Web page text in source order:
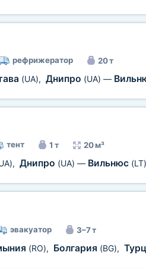
рефрижератор 20 т
(UA), Днипро (UA) —
тент 1 т 20 м³
, Днипро (UA) — Вильнюс (LT)
эвакуатор 3–7 т
(RO), Болгария (BG),